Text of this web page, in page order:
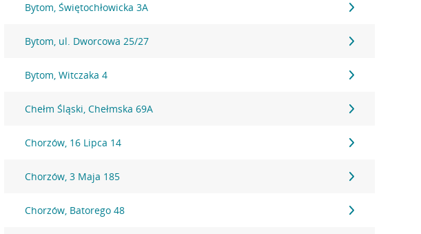
Bytom, Świętochłowicka 3A
Bytom, ul. Dworcowa 25/27
Bytom, Witczaka 4
Chełm Śląski, Chełmska 69A
Chorzów, 16 Lipca 14
Chorzów, 3 Maja 185
Chorzów, Batorego 48